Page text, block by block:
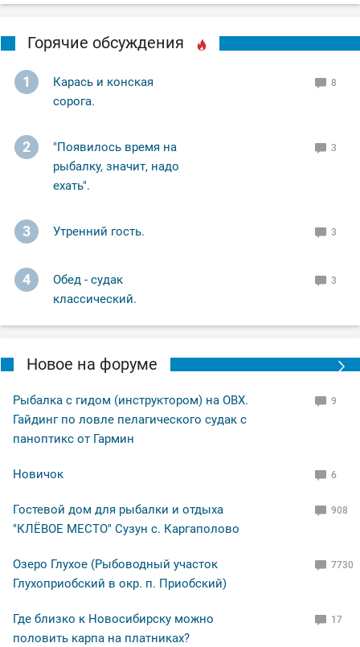
Горячие обсуждения
1
Карась и конская
сорога.
8
2
"Появилось время на
рыбалку, значит, надо
ехать".
3
3 Утренний гость. 3
4
Обед - судак
классический.
3
Новое на форуме
Рыбалка с гидом (инструктором) на ОВХ.
Гайдинг по ловле пелагического судак с
паноптикс от Гармин
9
Новичок 6
Гостевой дом для рыбалки и отдыха
"КЛЁВОЕ МЕСТО" Сузун с. Каргаполово
908
Озеро Глухое (Рыбоводный участок
Глухоприобский в окр. п. Приобский)
7730
Где близко к Новосибирску можно
половить карпа на платниках?
17